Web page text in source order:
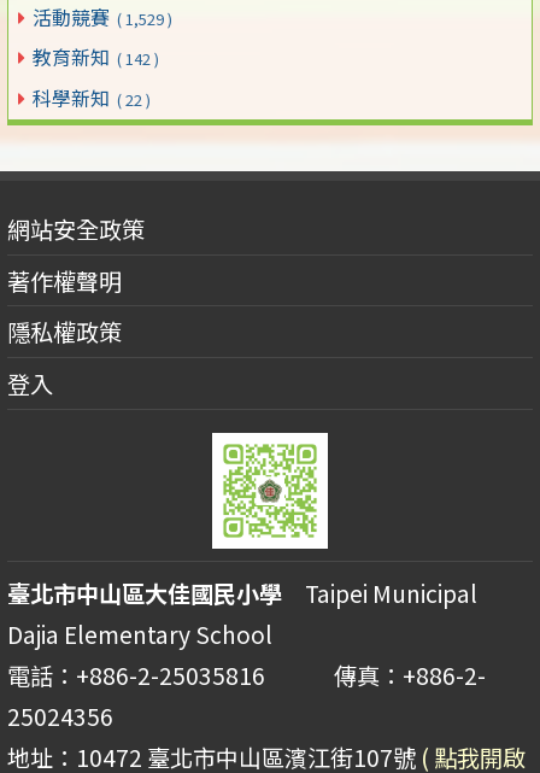
活動競賽 ( 1,529 )
教育新知 ( 142 )
科學新知 ( 22 )
網站安全政策
著作權聲明
隱私權政策
登入
臺北市中山區大佳國民小學 Taipei Municipal
Dajia Elementary School
電話：+886-2-25035816 傳真：+886-2-
25024356
地址：10472 臺北市中山區濱江街107號 ( 點我開啟